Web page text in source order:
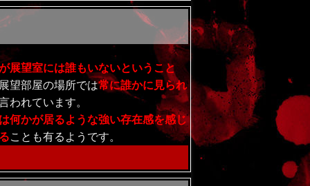
展望室には誰もいないということ
望部屋の場所では常に誰かに見られ
われています。
何かが居るような強い存在感を感じ
ことも有るようです。